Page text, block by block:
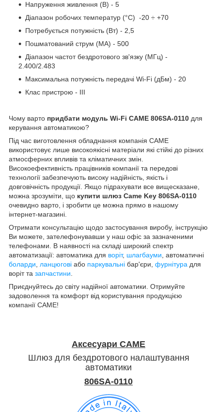
Напруження живлення (В) - 5
Діапазон робочих температур (°C) -20 ÷ +70
Потребується потужність (Вт) - 2,5
Пошматований струм (MA) - 500
Діапазон частот бездротового зв'язку (МГц) -
2.400/2.483
Максимальна потужність передачі Wi-Fi (дБм) - 20
Клас пристрою - III
Чому варто придбати модуль Wi-Fi CAME 806SA-0110 для
керування автоматикою?
Під час виготовлення обладнання компанія САМЕ
використовує лише високоякісні матеріали які стійкі до різних
атмосферних впливів та кліматичних змін.
Високоефективність працівників компанії та передові
технології забезпечують високу надійність, якість і
довговічність продукції. Якщо підрахувати все вищесказане,
можна зрозуміти, що купити шлюз Came Key 806SA-0110
очевидно варто, і зробити це можна прямо в нашому
інтернет-магазині.
Отримати консультацію щодо застосування виробу, інструкцію
Ви можете, зателефонувавши у наш офіс за зазначеними
телефонами. В наявності на складі широкий спектр
автоматизації: автоматика для воріт, шлагбауми, автоматичні
боларди, ланцюгові або паркувальні бар'єри, фурнітура для
воріт та запчастини.
Приєднуйтесь до світу надійної автоматики. Отримуйте
задоволення та комфорт від користування продукцією
компанії CAME!
Аксесуари CAME
Шлюз для бездротового налаштування
автоматики
806SA-0110